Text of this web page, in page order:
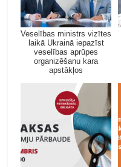
Veselības ministrs vizītes
laikā Ukrainā iepazīst
veselības aprūpes
organizēšanu kara
apstākļos